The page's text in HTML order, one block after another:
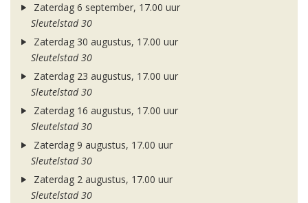
Zaterdag 6 september, 17.00 uur
Sleutelstad 30
Zaterdag 30 augustus, 17.00 uur
Sleutelstad 30
Zaterdag 23 augustus, 17.00 uur
Sleutelstad 30
Zaterdag 16 augustus, 17.00 uur
Sleutelstad 30
Zaterdag 9 augustus, 17.00 uur
Sleutelstad 30
Zaterdag 2 augustus, 17.00 uur
Sleutelstad 30